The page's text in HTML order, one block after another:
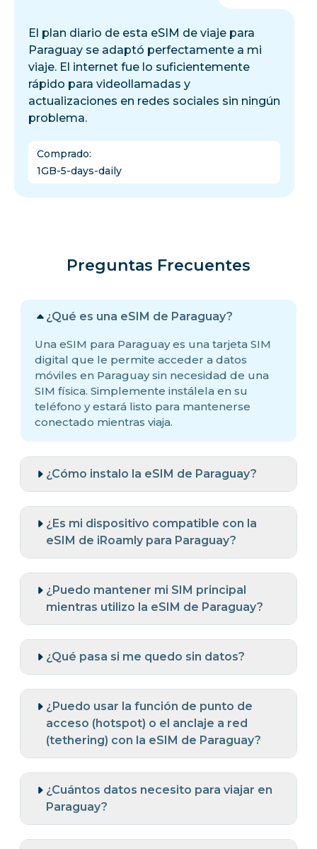
El plan diario de esta eSIM de viaje para
Paraguay se adaptó perfectamente a mi
viaje. El internet fue lo suficientemente
rápido para videollamadas y
actualizaciones en redes sociales sin ningún
problema.
Comprado:
1GB-5-days-daily
Preguntas Frecuentes
¿Qué es una eSIM de Paraguay?
Una eSIM para Paraguay es una tarjeta SIM
digital que le permite acceder a datos
móviles en Paraguay sin necesidad de una
SIM física. Simplemente instálela en su
teléfono y estará listo para mantenerse
conectado mientras viaja.
¿Cómo instalo la eSIM de Paraguay?
¿Es mi dispositivo compatible con la
eSIM de iRoamly para Paraguay?
¿Puedo mantener mi SIM principal
mientras utilizo la eSIM de Paraguay?
¿Qué pasa si me quedo sin datos?
¿Puedo usar la función de punto de
acceso (hotspot) o el anclaje a red
(tethering) con la eSIM de Paraguay?
¿Cuántos datos necesito para viajar en
Paraguay?